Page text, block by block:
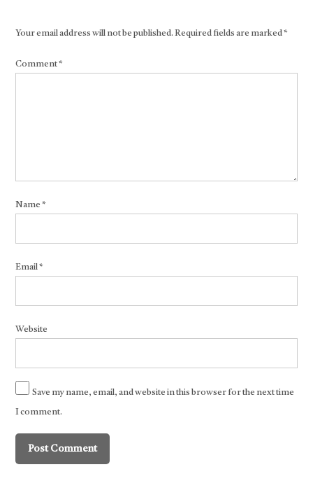
Your email address will not be published. Required fields are marked*
Comment*
Name*
Email*
Website
Save my name, email, and website in this browser for the next time
I comment.